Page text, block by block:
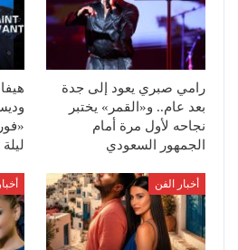
رامي صبري يعود إلى جدة
بعد عام.. و«القمر» يختبر
نجاحه لأول مرة أمام
الجمهور السعودي
أخبار الفن